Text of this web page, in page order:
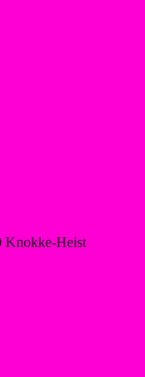
Knokke-Heist